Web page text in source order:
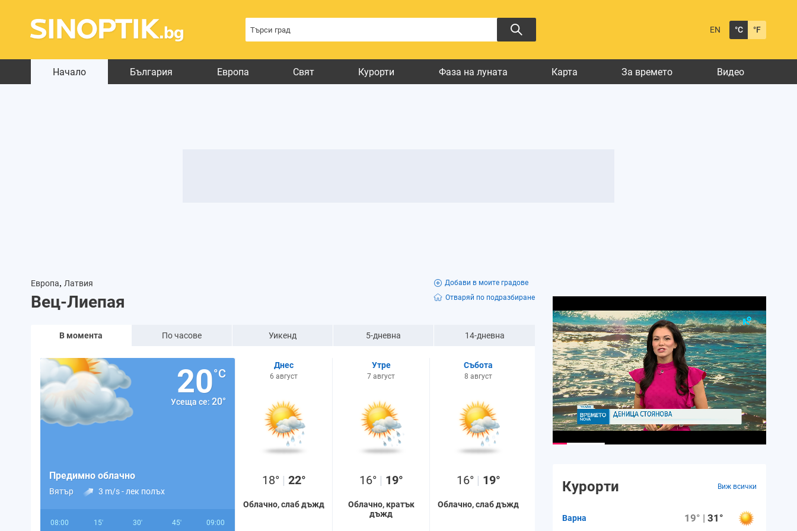
EN °C °F
Начало България Европа Свят Курорти Фаза на луната Карта За времето Видео
Европа, Латвия
Вец-Лиепая
Добави в моите градове
Отваряй по подразбиране
В момента По часове Уикенд 5-дневна 14-дневна
20°C
Усеща се: 20°
Предимно облачно
Вятър 3 m/s - лек полъх
08:00 15' 30' 45' 09:00
Днес
6 август
18° | 22°
Облачно, слаб дъжд
Утре
7 август
16° | 19°
Облачно, кратък
дъжд
Събота
8 август
16° | 19°
Облачно, слаб дъжд
Курорти Виж всички
Варна 19° |31°